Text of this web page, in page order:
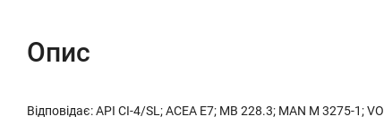
Опис
Відповідає: API CI-4/SL; ACEA E7; MB 228.3; MAN M 3275-1;